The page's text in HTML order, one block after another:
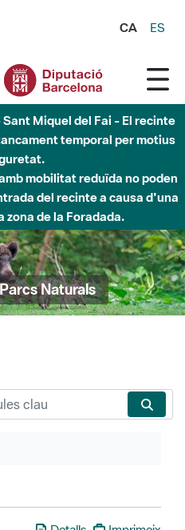
CA ES
Miquel del Fai - El recinte
temporal per motius
mobilitat reduïda no poden
del recinte a causa d'una
zona de la Foradada.
Naturals